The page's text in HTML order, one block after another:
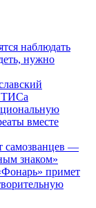
наблюдать
нужно
вместе
самозванцев —
знаком»
примет